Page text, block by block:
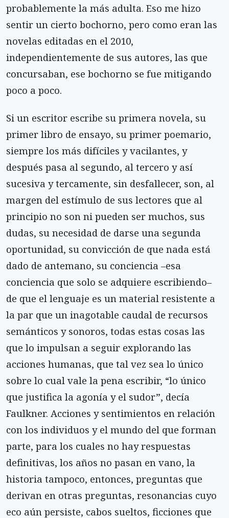
probablemente la más adulta. Eso me hizo
sentir un cierto bochorno, pero como eran las
novelas editadas en el 2010,
independientemente de sus autores, las que
concursaban, ese bochorno se fue mitigando
poco a poco.
Si un escritor escribe su primera novela, su
primer libro de ensayo, su primer poemario,
siempre los más difíciles y vacilantes, y
después pasa al segundo, al tercero y así
sucesiva y tercamente, sin desfallecer, son, al
margen del estímulo de sus lectores que al
principio no son ni pueden ser muchos, sus
dudas, su necesidad de darse una segunda
oportunidad, su convicción de que nada está
dado de antemano, su conciencia –esa
conciencia que solo se adquiere escribiendo–
de que el lenguaje es un material resistente a
la par que un inagotable caudal de recursos
semánticos y sonoros, todas estas cosas las
que lo impulsan a seguir explorando las
acciones humanas, que tal vez sea lo único
sobre lo cual vale la pena escribir, “lo único
que justifica la agonía y el sudor”, decía
Faulkner. Acciones y sentimientos en relación
con los individuos y el mundo del que forman
parte, para los cuales no hay respuestas
definitivas, los años no pasan en vano, la
historia tampoco, entonces, preguntas que
derivan en otras preguntas, resonancias cuyo
eco aún persiste, cabos sueltos, ficciones que